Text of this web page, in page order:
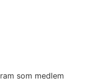
som medlem